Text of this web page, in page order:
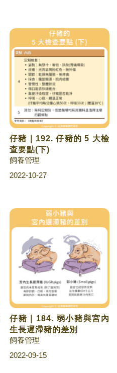
仔豬｜192. 仔豬的 5 大檢
查要點(下)
飼養管理
2022-10-27
仔豬｜184. 弱小豬與宮內
生長遲滯豬的差別
飼養管理
2022-09-15